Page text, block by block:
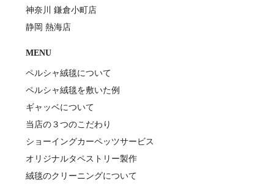
神奈川 鎌倉小町店
静岡 熱海店
MENU
ペルシャ絨毯について
ペルシャ絨毯を敷いた例
ギャッベについて
当店の３つのこだわり
ショーイングカーペッツサービス
オリジナルタペストリー製作
絨毯のクリーニングについて